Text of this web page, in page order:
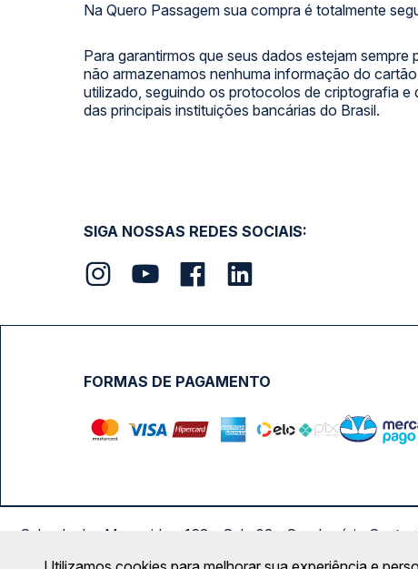
Na Quero Passagem sua compra é totalmente
Para garantirmos que seus dados estejam sempre
não armazenamos nenhuma informação do
utilizado, seguindo os protocolos de criptografia e
das principais instituições bancárias do Brasil.
SIGA NOSSAS REDES SOCIAIS:
FORMAS DE PAGAMENTO
Calçada das Margaridas, 163 - Sala 02 - Condomínio